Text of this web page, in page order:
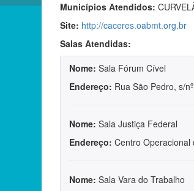
Municípios Atendidos:
Site: http://caceres.oabmt.org.br
Salas Atendidas:
Nome: Sala Fórum Cível
Endereço: Rua São Pedro, s/
Nome: Sala Justiça Federal
Endereço: Centro
Nome: Sala Vara do Trabalho